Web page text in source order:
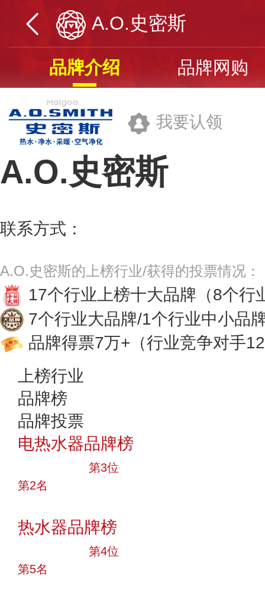
A.O.史密斯
品牌介绍 品牌网购
我要认领
A.O.史密斯
联系方式：
A.O.史密斯的上榜行业/获得的投票情况：
17个行业上榜十大品牌 （8个
7个行业大品牌/1个行业中小品
品牌得票7万+ （行业竞争对手
上榜行业
品牌榜
品牌投票
电热水器品牌榜
第3位
第2名
热水器品牌榜
第4位
第5名